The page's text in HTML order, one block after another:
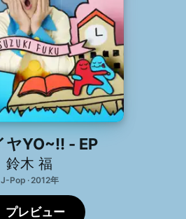
ヤYO~!! - EP
鈴木 福
J-Pop · 2012年
プレビュー